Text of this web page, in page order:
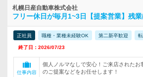
札幌日産自動車株式会社
フリー休日が毎月1~3日【提案営業】残
正社員 職種・業種未経験OK 第二新卒歓迎
終了日：2026/07/23
仕事内容
個人ノルマなしで安心！ご来店されたお
のご提案などをお任せします！